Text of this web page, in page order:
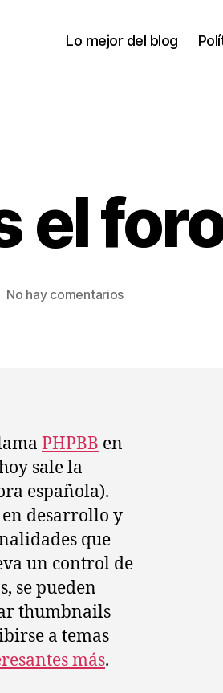
Lo mejor del blog
el
No hay comentariosen
PHPBB en
sale la
española).
desarrollo y
que
un control de
se pueden
thumbnails
a temas
más.